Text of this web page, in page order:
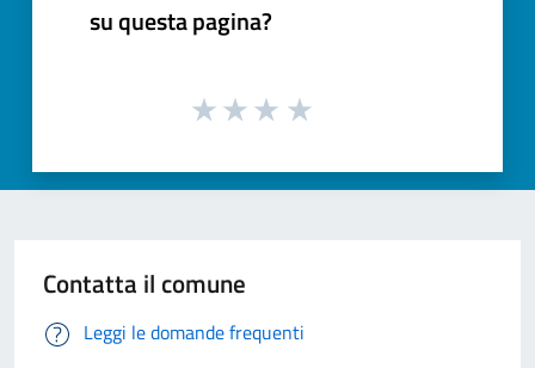
su questa pagina?
Contatta il comune
Leggi le domande frequenti